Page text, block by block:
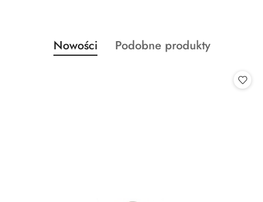
Pomiń karuzelę produktów
Produkty
o
Nowości
Produkty
Podobne produkty